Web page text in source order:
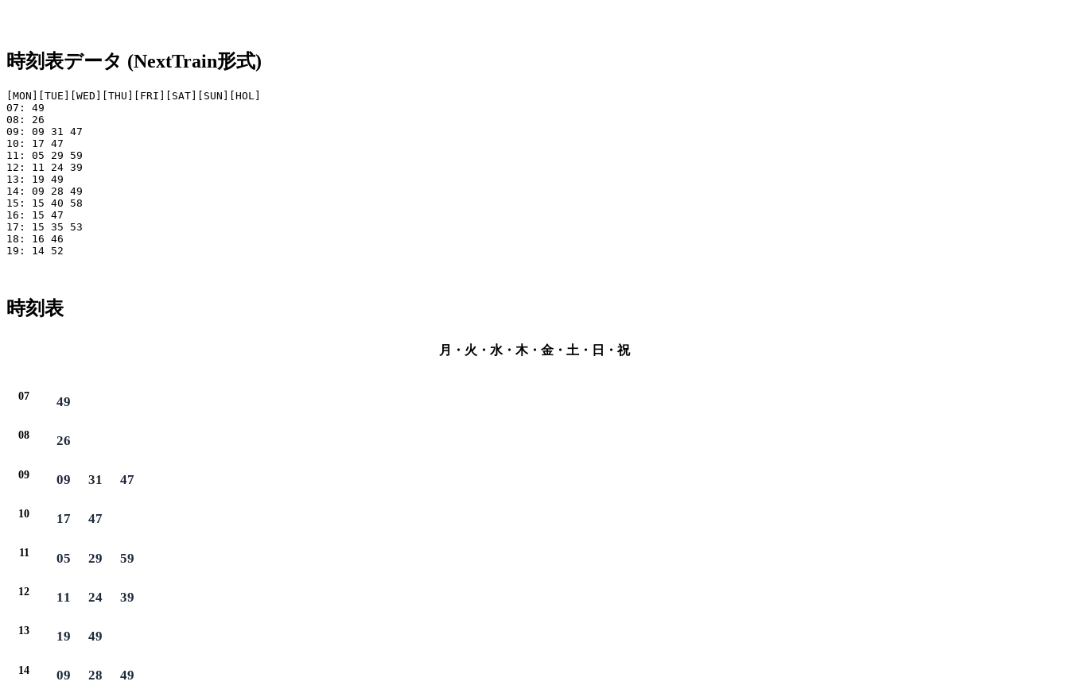
時刻表データ (NextTrain形式)
[MON][TUE][WED][THU][FRI][SAT][SUN][HOL]
07: 49
08: 26
09: 09 31 47
10: 17 47
11: 05 29 59
12: 11 24 39
13: 19 49
14: 09 28 49
15: 15 40 58
16: 15 47
17: 15 35 53
18: 16 46
19: 14 52
時刻表
月・火・水・木・金・土・日・祝
07 49
08 26
09 09 31 47
10 17 47
11 05 29 59
12 11 24 39
13 19 49
14 09 28 49